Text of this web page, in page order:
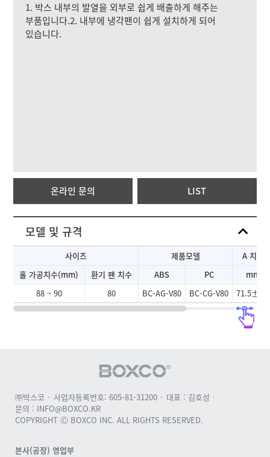
1. 박스 내부의 발열을 외부로 쉽게 배출하게 해주는
부품입니다.2. 내부에 냉각팬이 쉽게 설치하게 되어
있습니다.
온라인 문의 LIST
모델 및 규격
사이즈 제품모델
A 치수
홀 가공치수(mm)
환기 팬 치수 ABS PC
mm
88 ~ 90
80 BC-AG-V80 BC-CG-V80 71.5±0.3
㈜박스코 사업자등록번호: 605-81-31200
대표 : 김호성
문의 : INFO@BOXCO.KR
COPYRIGHT Ⓒ BOXCO INC. ALL RIGHTS RESERVED.
본사(공장) 영업부